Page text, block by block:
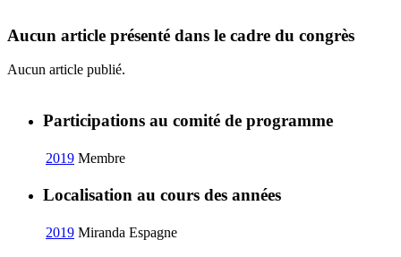
Aucun article présenté dans le cadre du congrès
Aucun article publié.
Participations au comité de programme
2019 Membre
Localisation au cours des années
2019 Miranda Espagne